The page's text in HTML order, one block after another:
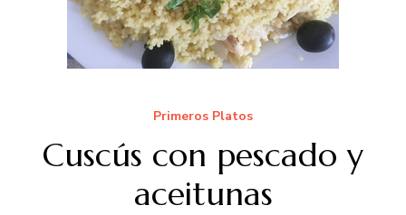
Primeros Platos
Cuscús con pescado y
aceitunas